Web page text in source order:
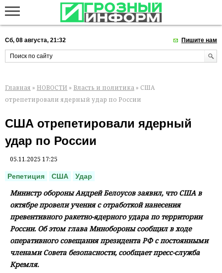
Сб, 08 августа, 21:32 Пишите нам
Главная » НОВОСТИ » Власть и политика » США
отрепетировали ядерный удар по России
США отрепетировали ядерный
удар по России
05.11.2025 17:25
Репетиция США Удар
Министр обороны Андрей Белоусов заявил, что США в
октябре провели учения с отработкой нанесения
превентивного ракетно-ядерного удара по территории
России. Об этом глава Минобороны сообщил в ходе
оперативного совещания президента РФ с постоянными
членами Совета безопасности, сообщает пресс-служба
Кремля.